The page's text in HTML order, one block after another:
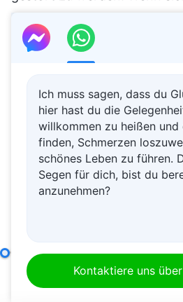
beteiligen, sollten die
sein, ihnen rechtzeitig
Einhalt zu gebieten und sie
Problem nicht löst und sie
gegenseitig angreifen, sich
einlassen, dabei andere
Kirchenleben weiterhin
Kirchenleiter.
Ich muss sagen, dass du
hier hast du die
willkommen zu heißen und
finden, Schmerzen
schönes Leben zu führen.
Segen für dich, bist du
anzunehmen?
Kontaktiere uns